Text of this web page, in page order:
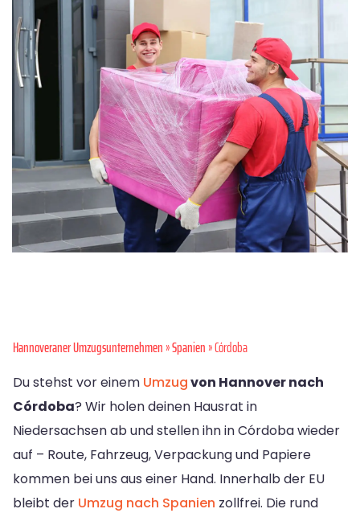
Hannoveraner Umzugsunternehmen»Spanien» Córdoba
Du stehst vor einem Umzugvon Hannover nach
Córdoba? Wir holen deinen Hausrat in
Niedersachsen ab und stellen ihn in Córdoba wieder
auf – Route, Fahrzeug, Verpackung und Papiere
kommen bei uns aus einer Hand. Innerhalb der EU
bleibt der Umzug nach Spanien zollfrei. Die rund